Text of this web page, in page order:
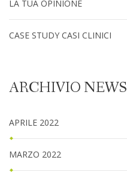
LA TUA OPINIONE
CASE STUDY CASI CLINICI
ARCHIVIO NEWS
APRILE 2022
MARZO 2022